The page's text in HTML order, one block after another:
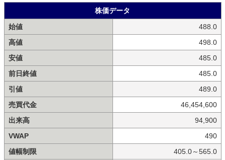
株価データ
始値
488.0
高値
498.0
安値
485.0
前日終値
485.0
引値
489.0
売買代金
46,454,600
出来高
94,900
VWAP
490
値幅制限
405.0～565.0